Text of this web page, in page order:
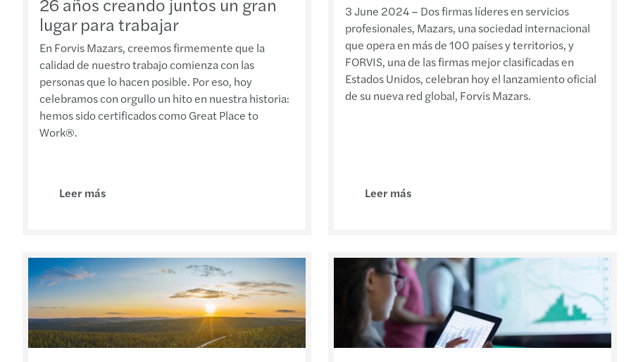
Se
lugar para trabajar
En Forvis Mazars, creemos firmemente que la
calidad de nuestro trabajo comienza con las
personas que lo hacen posible. Por eso, hoy
celebramos con orgullo un hito en nuestra historia:
hemos sido certificados como Great Place to
Work®.
Leer más
3 June 2024 – Dos firmas líderes en servicios
profesionales, Mazars, una sociedad internacional
que opera en más de 100 países y territorios, y
FORVIS, una de las firmas mejor clasificadas en
Estados Unidos, celebran hoy el lanzamiento oficial
de su nueva red global, Forvis Mazars.
Leer más